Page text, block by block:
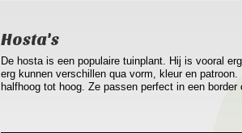
Hosta's
De hosta is een populaire tuinplant. Hij is vooral
erg kunnen verschillen qua vorm, kleur en
halfhoog tot hoog. Ze passen perfect in een